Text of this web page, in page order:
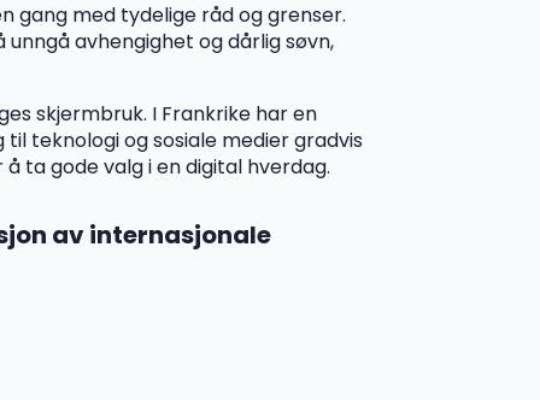
gang med tydelige råd og grenser.
avhengighet og dårlig søvn,
skjermbruk. I Frankrike har en
teknologi og sosiale medier gradvis
ta gode valg i en digital hverdag.
av internasjonale